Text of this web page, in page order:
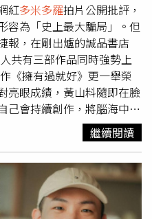
紅多米多羅拍片公開批評，
容為「史上最大騙局」。但
報，在剛出爐的誠品書店
共有三部作品同時強勢上
《擁有過就好》更一舉榮
亮眼成績，黃山料隨即在臉
己會持續創作，將腦海中的
專分享他收到的驚喜，在誠
他的三本書同時上榜，除
在2024年出版的《把日子
餘生是你 晚點沒關係》也
對此，黃山料感性表示，
一同成長，不論是在失戀
繼續閱讀